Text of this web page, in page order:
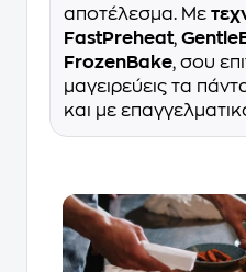
αποτέλεσμα. Με
FastPreheat,
FrozenBake, σου
μαγειρεύεις τα
και με